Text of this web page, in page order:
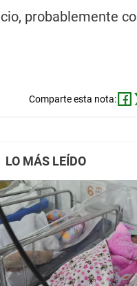
probablemente
Comparte esta nota:
LO MÁS LEÍDO